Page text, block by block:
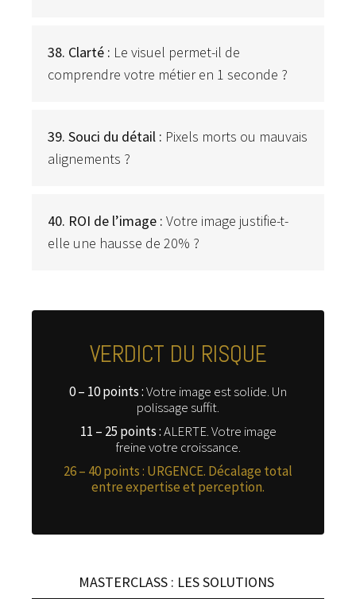
38. Clarté : Le visuel permet-il de
comprendre votre métier en 1 seconde ?
39. Souci du détail : Pixels morts ou mauvais
alignements ?
40. ROI de l’image : Votre image justifie-t-
elle une hausse de 20% ?
VERDICT DU RISQUE
0 – 10 points :Votre image est solide. Un
polissage suffit.
11 – 25 points :ALERTE. Votre image
freine votre croissance.
26 – 40 points : URGENCE. Décalage total
entre expertise et perception.
MASTERCLASS : LES SOLUTIONS